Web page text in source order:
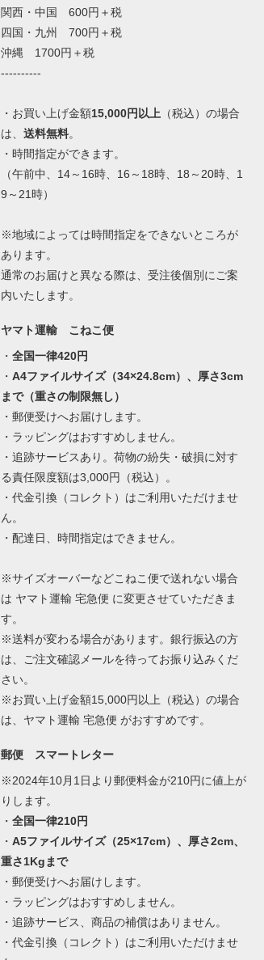
関西・中国 600円＋税
四国・九州 700円＋税
沖縄 1700円＋税
----------
・お買い上げ金額15,000円以上 （税込）の場合
は、送料無料。
・時間指定ができます。
（午前中、14～16時、16～18時、18～20時、1
9～21時）
※地域によっては時間指定をできないところが
あります。
通常のお届けと異なる際は、受注後個別にご案
内いたします。
ヤマト運輸 こねこ便
・全国一律420円
・A4ファイルサイズ（34×24.8cm）、厚さ3cm
まで（重さの制限無し）
・郵便受けへお届けします。
・ラッピングはおすすめしません。
・追跡サービスあり。荷物の紛失・破損に対す
る責任限度額は3,000円（税込）。
・代金引換（コレクト）はご利用いただけませ
ん。
・配達日、時間指定はできません。
※サイズオーバーなどこねこ便で送れない場合
は ヤマト運輸 宅急便 に変更させていただきま
す。
※送料が変わる場合があります。銀行振込の方
は、ご注文確認メールを待ってお振り込みくだ
さい。
※お買い上げ金額15,000円以上（税込）の場合
は、ヤマト運輸 宅急便 がおすすめです。
郵便 スマートレター
※2024年10月1日より郵便料金が210円に値上が
りします。
・全国一律210円
・A5ファイルサイズ（25×17cm）、厚さ2cm、
重さ1Kgまで
・郵便受けへお届けします。
・ラッピングはおすすめしません。
・追跡サービス、商品の補償はありません。
・代金引換（コレクト）はご利用いただけませ